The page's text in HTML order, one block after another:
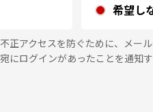
希望し
正アクセスを防ぐために、メー
にログインがあったことを通知